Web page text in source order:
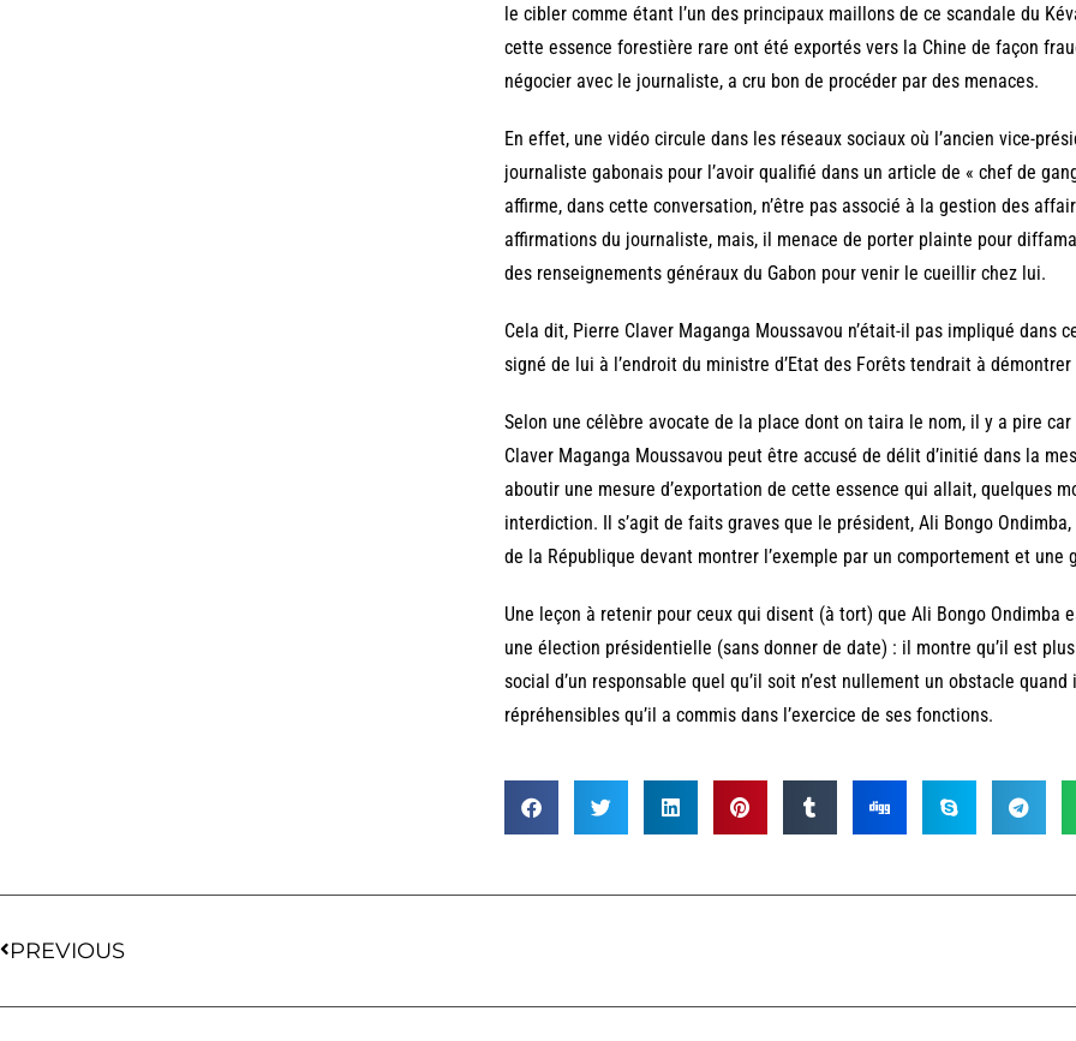
le cibler comme étant l’un des principaux maillons de ce scandale du
cette essence forestière rare ont été exportés vers la Chine de façon
négocier avec le journaliste, a cru bon de procéder par des menaces.
En effet, une vidéo circule dans les réseaux sociaux où l’ancien vice-
journaliste gabonais pour l’avoir qualifié dans un article de « chef de
affirme, dans cette conversation, n’être pas associé à la gestion des
affirmations du journaliste, mais, il menace de porter plainte pour
des renseignements généraux du Gabon pour venir le cueillir chez lui.
Cela dit, Pierre Claver Maganga Moussavou n’était-il pas impliqué dans
signé de lui à l’endroit du ministre d’Etat des Forêts tendrait à
Selon une célèbre avocate de la place dont on taira le nom, il y a pire
Claver Maganga Moussavou peut être accusé de délit d’initié dans la
aboutir une mesure d’exportation de cette essence qui allait, quelques
interdiction. Il s’agit de faits graves que le président, Ali Bongo
de la République devant montrer l’exemple par un comportement et une
Une leçon à retenir pour ceux qui disent (à tort) que Ali Bongo Ondimba
une élection présidentielle (sans donner de date) : il montre qu’il est
social d’un responsable quel qu’il soit n’est nullement un obstacle
répréhensibles qu’il a commis dans l’exercice de ses fonctions.
PREVIOUS